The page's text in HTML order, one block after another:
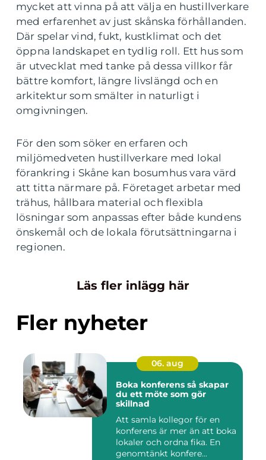
mycket att vinna på att välja en hustillverkare
med erfarenhet av just skånska förhållanden.
Där spelar vind, fukt, kustklimat och det
öppna landskapet en tydlig roll. Ett hus som
är utvecklat med tanke på dessa villkor får
bättre komfort, längre livslängd och en
arkitektur som smälter in naturligt i
omgivningen.
För den som söker en erfaren och
miljömedveten hustillverkare med lokal
förankring i Skåne kan bosumhus vara värd
att titta närmare på. Företaget arbetar med
trähus, hållbara material och flexibla
lösningar som anpassas efter både kundens
önskemål och de lokala förutsättningarna i
regionen.
Läs fler inlägg här
Fler nyheter
06. aug
Boka konferens så skapar
du ett möte som gör
skillnad
Att samla kollegor för en
konferens är mer än att boka
lokaler och ordna fika. En
genomtänkt konfere...